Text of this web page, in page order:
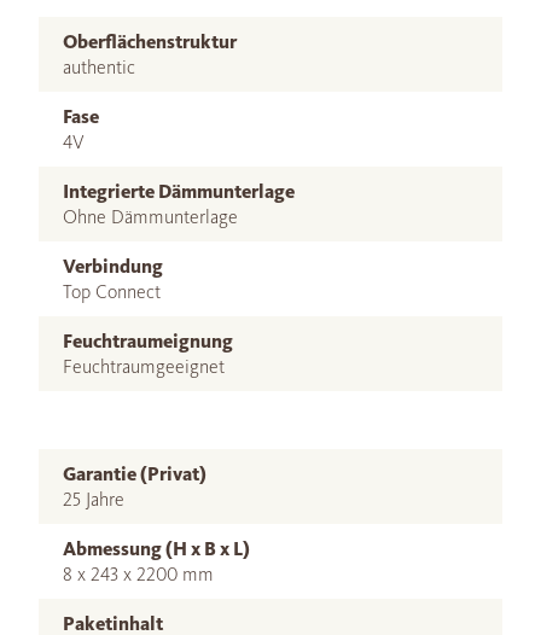
Oberflächenstruktur
authentic
Fase
4V
Integrierte Dämmunterlage
Ohne Dämmunterlage
Verbindung
Top Connect
Feuchtraumeignung
Feuchtraumgeeignet
Garantie (Privat)
25 Jahre
Abmessung (H x B x L)
8 x 243 x 2200 mm
Paketinhalt